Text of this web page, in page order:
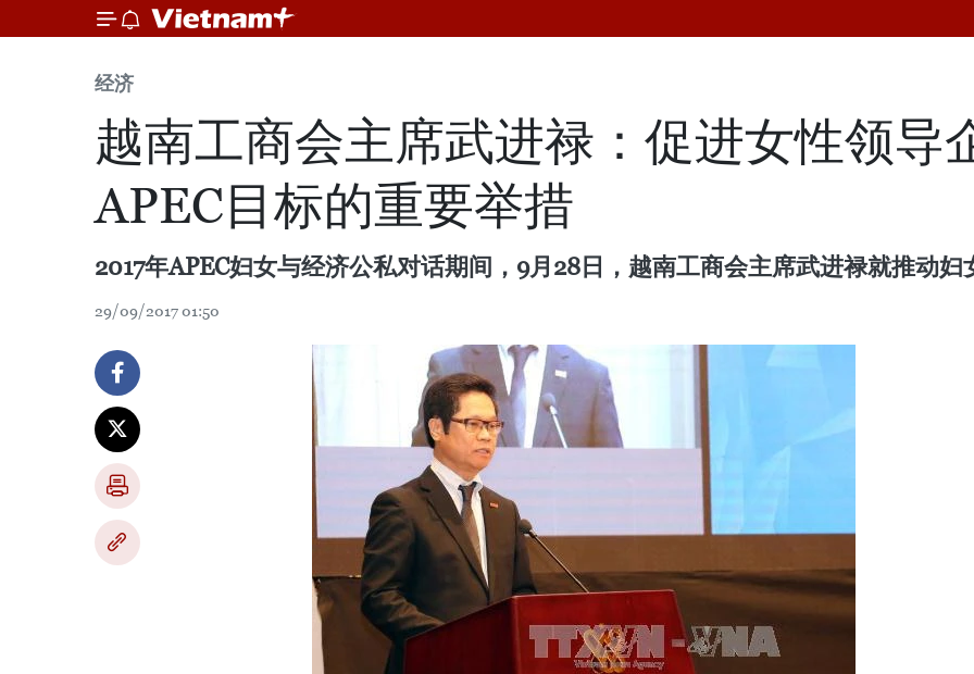
经济
越南工商会主席武进禄：促进女性领导
APEC目标的重要举措
2017年APEC妇女与经济公私对话期间，9月28日，越南工商会主席武进禄就推动
29/09/2017 01:50